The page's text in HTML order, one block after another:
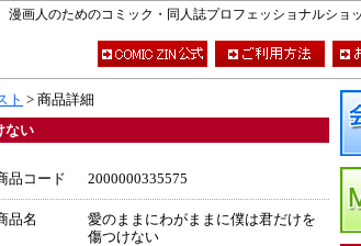
漫画人のためのコミック・同人誌プロフェッショナルショ
ト > 商品詳細
ない
品コード 2000000335575
品名
愛のままにわがままに僕は君だけを
傷つけない